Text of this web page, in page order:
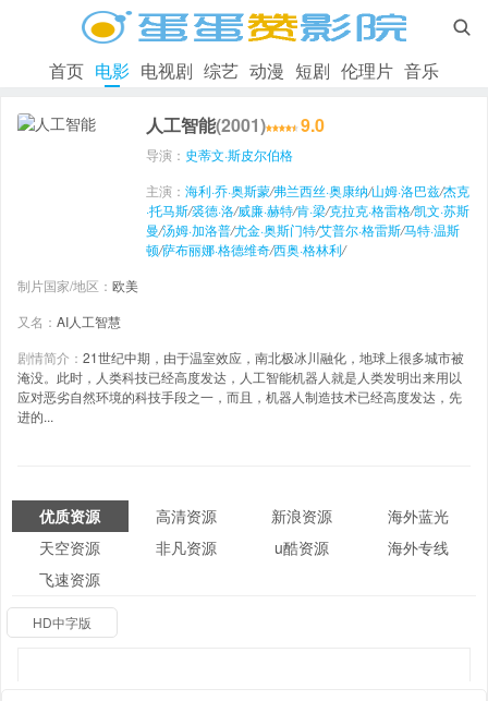

首页 电影 电视剧 综艺 动漫 短剧 伦理片 音乐
人工智能(2001) 9.0
导演： 史蒂文·斯皮尔伯格
主演： 海利·乔·奥斯蒙/弗兰西丝·奥康纳/山姆·洛巴兹/杰克
·托马斯/裘德·洛/威廉·赫特/肯·梁/克拉克·格雷格/凯文·苏斯
曼/汤姆·加洛普/尤金·奥斯门特/艾普尔·格雷斯/马特·温斯
顿/萨布丽娜·格德维奇/西奥·格林利/
制片国家/地区： 欧美
又名： AI人工智慧
剧情简介： 21世纪中期，由于温室效应，南北极冰川融化，地球上很多城市被
淹没。此时，人类科技已经高度发达，人工智能机器人就是人类发明出来用以
应对恶劣自然环境的科技手段之一，而且，机器人制造技术已经高度发达，先
进的...
优质资源 高清资源 新浪资源
海外蓝光
天空资源
非凡资源 u酷资源
海外专线
飞速资源
HD中字版